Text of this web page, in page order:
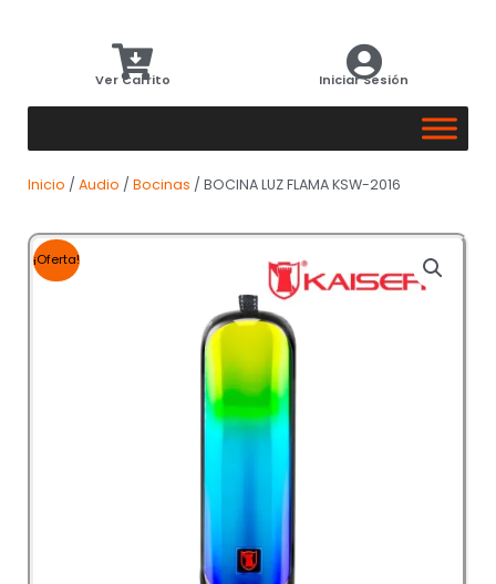
Ver Carrito Iniciar Sesión
Inicio / Audio / Bocinas / BOCINA LUZ FLAMA KSW-2016
¡Oferta!